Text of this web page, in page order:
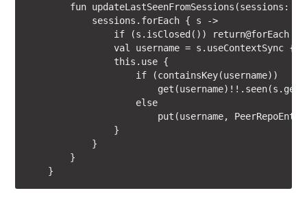
fun updateLastSeenFromSessions(sessions:
            sessions.forEach { s ->
                if (s.isClosed()) return@forEach
val username = s.useContextSync {
                this.use {
                    if (containsKey(username))
                    else
put(username,
                }
            }
        }
    }